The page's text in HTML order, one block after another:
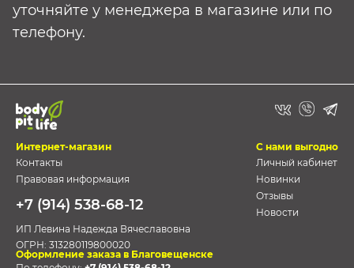
уточняйте у менеджера в магазине или по
телефону.
Интернет-магазин
Контакты
Правовая информация
+7 (914) 538-68-12
ИП Левина Надежда Вячеславовна
ОГРН: 313280119800020
С нами выгодно
Личный кабинет
Новинки
Отзывы
Новости
Оформление заказа в Благовещенске